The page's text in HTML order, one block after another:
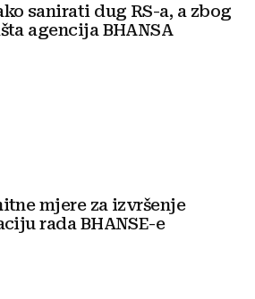
sanirati dug RS-a, a zbog
agencija BHANSA
mjere za izvršenje
rada BHANSE-e